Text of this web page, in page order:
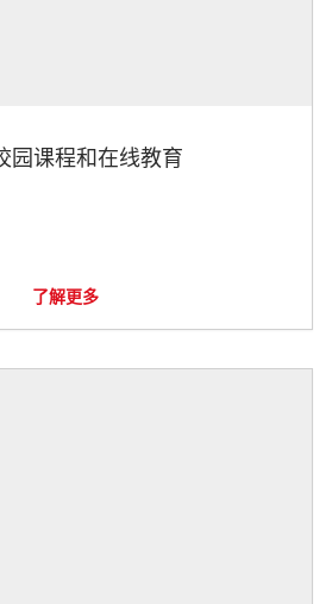
园课程和在线教育
了解更多